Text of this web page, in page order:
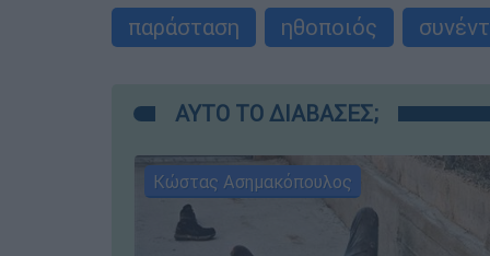
παράσταση
ηθοποιός
ΑΥΤΟ ΤΟ ΔΙΑΒΑΣΕΣ;
Κώστας Ασημακόπουλος